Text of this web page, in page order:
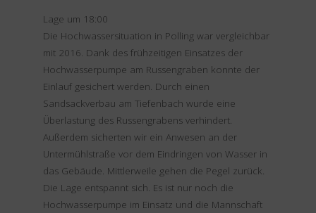
Lage um 18:00
Die Hochwassersituation in Polling war vergleichbar
mit 2016. Dank des frühzeitigen Einsatzes der
Hochwasserpumpe am Russengraben konnte der
Einlauf gesichert werden. Durch einen
Sandsackverbau am Tiefenbach wurde eine
Überlastung des Russengrabens verhindert.
Außerdem sicherten wir ein Anwesen an der
Untermühlstraße vor dem Eindringen von Wasser in
das Gebäude. Mittlerweile gehen die Pegel zurück.
Die Lage entspannt sich. Es ist nur noch die
Hochwasserpumpe im Einsatz und die Mannschaft